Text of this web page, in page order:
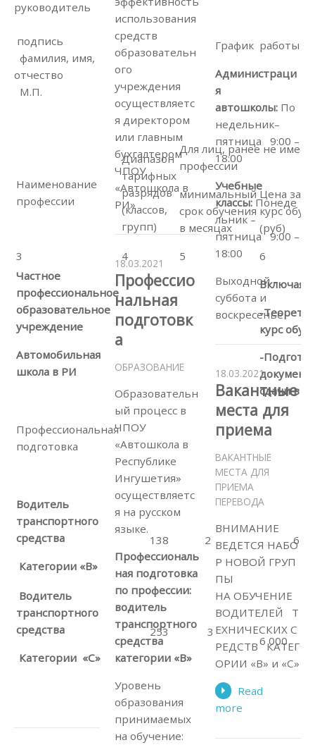
использования
средств
образовательн
ого
учреждения
осуществляетс
я директором
или главным
бухгалтером
ЧПОУ
«Автошкола в
РИ»
руководитель
подпись
фамилия, имя,
отчество
М.П.
Наименование
профессии
Диапазон
тарифных
разрядов
(классов,
групп)
Для лиц, ранее не
профессии
минимальный
срок обучения
в месяцах
Цена за
курс
(руб)
3
4 5
6
Частное
профессиональное
образовательное
учреждение
Автомобильная
школа в РИ
Включая в
-
курс
-
сдачи в
Профессиональная
подготовка
Водитель
транспортного
средства
Категории «В»
138 2 6
Водитель
транспортного
средства
Категории «С»
253 3
6 000
График работы
Администраци
я
автошколы: По
недельник–
пятница 9:00 –
18:00
Учебные
классы:Понеде
льник –
пятница 9:00 –
18:00
Выходной –
суббота и
воскресенье
18.03.2021
Профессио
нальная
подготовк
а
ОБРАЗОВАНИЕ
Образовательн
ый процесс в
ЧПОУ
«Автошкола в
Республике
Ингушетия»
осуществляетс
я на русском
языке.
Профессиональ
ная подготовка
по профессии:
водитель
транспортного
средства
категории «В»
Уровень
образования
принимаемых
на обучение:
18.03.2021
Вакантные
места для
приема
ВАКАНТНЫЕ
МЕСТА ДЛЯ
ПРИЕМА
ПЕРЕВОДА
ВНИМАНИЕ
ВЕДЕТСЯ НАБО
Р НОВОЙ ГРУП
ПЫ
НА ОБУЧЕНИЕ
ВОДИТЕЛЕЙ Т
ЕХНИЧЕСКИХ С
РЕДСТВ КАТЕГ
ОРИИ «В» и «С»
Read
more